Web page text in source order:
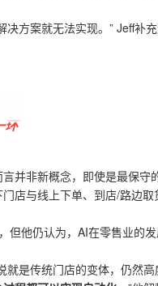
方案就无法实现。” Jeff补充
环
并非新概念，即使是最保守
店与线上下单、到店/路边取
但他仍认为，AI在零售业的
就是传统门店的变体，仍然